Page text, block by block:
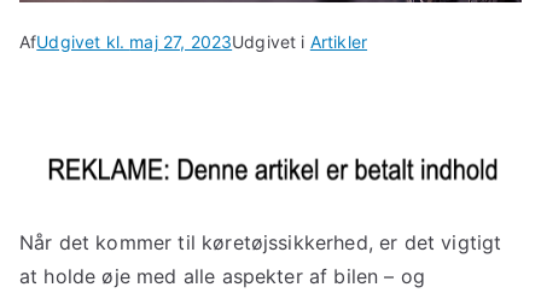
AfUdgivet kl. maj 27, 2023Udgivet i Artikler
Når det kommer til køretøjssikkerhed, er det vigtigt
at holde øje med alle aspekter af bilen – og